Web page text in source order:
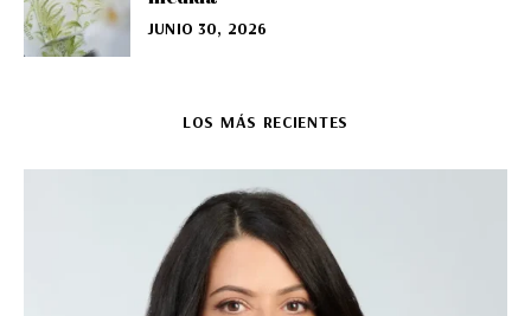
JUNIO 30, 2026
LOS MÁS RECIENTES